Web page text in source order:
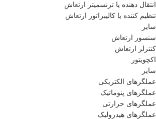
انتقال دهنده یا ترنسمیتر ارتعاش
تنظیم کننده یا کالیبراتور ارتعاش
سایر
سنسور ارتعاش
کنترلر ارتعاش
اکچویتور
سایر
عملگرهای الکتریکی
عملگرهای پنوماتیک
عملگرهای حرارتی
عملگرهای هیدرولیک